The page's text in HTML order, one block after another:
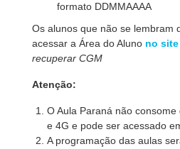
formato DDMMAAAA
Os alunos que não se lembram
acessar a Área do Aluno no site
recuperar CGM
Atenção:
O Aula Paraná não
e 4G e pode ser acessado
A programação das aulas